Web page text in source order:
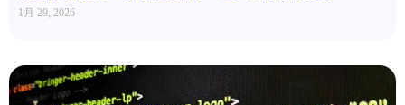
1月 29, 2026